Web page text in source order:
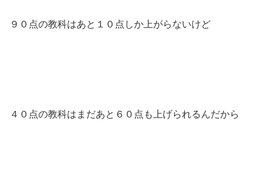
９０点の教科はあと１０点しか上がらないけど
４０点の教科はまだあと６０点も上げられるんだから